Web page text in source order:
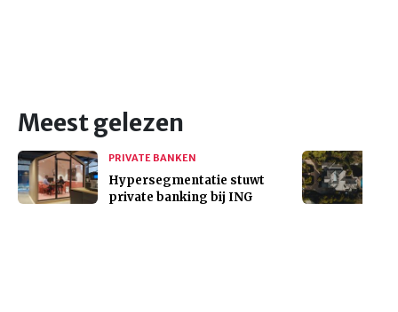
Meest gelezen
PRIVATE BANKEN
Hypersegmentatie stuwt
private banking bij ING